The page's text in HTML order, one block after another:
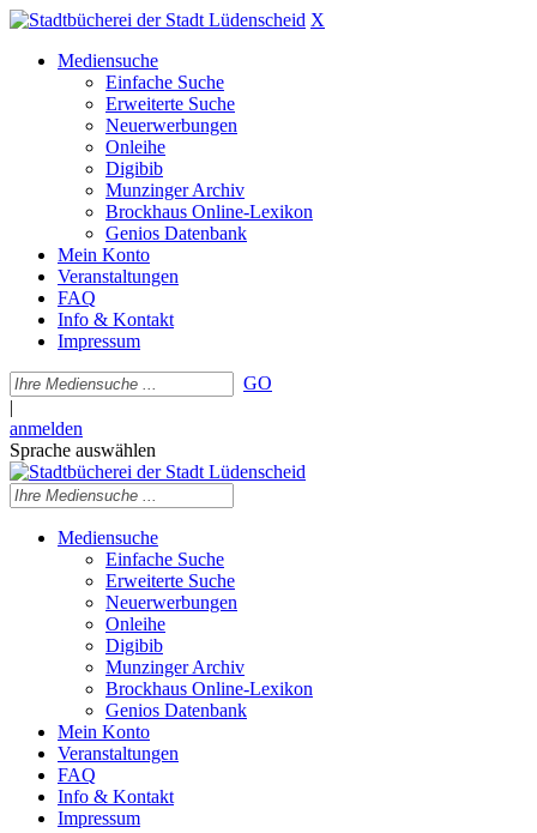
X
Mediensuche
Einfache Suche
Erweiterte Suche
Neuerwerbungen
Onleihe
Digibib
Munzinger Archiv
Brockhaus Online-Lexikon
Genios Datenbank
Mein Konto
Veranstaltungen
FAQ
Info & Kontakt
Impressum
GO
|
anmelden
Sprache auswählen
Mediensuche
Einfache Suche
Erweiterte Suche
Neuerwerbungen
Onleihe
Digibib
Munzinger Archiv
Brockhaus Online-Lexikon
Genios Datenbank
Mein Konto
Veranstaltungen
FAQ
Info & Kontakt
Impressum